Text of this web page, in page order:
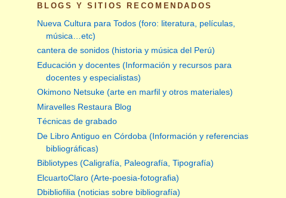
BLOGS Y SITIOS RECOMENDADOS
Nueva Cultura para Todos (foro: literatura, películas,
música…etc)
cantera de sonidos (historia y música del Perú)
Educación y docentes (Información y recursos para
docentes y especialistas)
Okimono Netsuke (arte en marfil y otros materiales)
Miravelles Restaura Blog
Técnicas de grabado
De Libro Antiguo en Córdoba (Información y referencias
bibliográficas)
Bibliotypes (Caligrafía, Paleografía, Tipografía)
ElcuartoClaro (Arte-poesia-fotografia)
Dbibliofilia (noticias sobre bibliografía)